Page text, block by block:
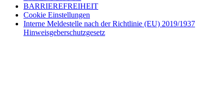
BARRIEREFREIHEIT
Cookie Einstellungen
Interne Meldestelle nach der Richtlinie (EU) 2019/1937
Hinweisgeberschutzgesetz